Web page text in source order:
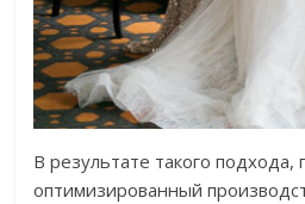
В результате такого подхода,
оптимизированный